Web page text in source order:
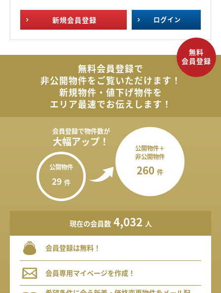
新規会員登録 ログイン
無料会員登録で
非公開物件をご覧いただけます！
新規物件・値下げ物件を
エリア最速でお伝えします！
会員登録で物件数が
大幅アップ！
公開物件
29 件
公開物件＋
非公開物件
260 件
現在の会員数 4,032 人
会員登録は無料！
会員専用マイページを作成！